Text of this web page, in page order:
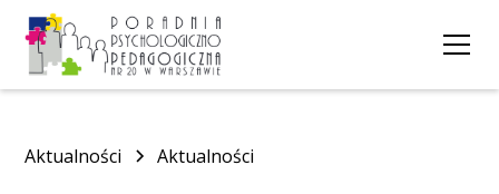
Aktualności Aktualności